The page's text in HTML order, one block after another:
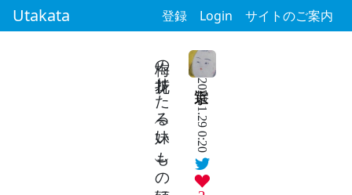
Utakata 登録 Login サイトのご案内
2023.1.29 0:20